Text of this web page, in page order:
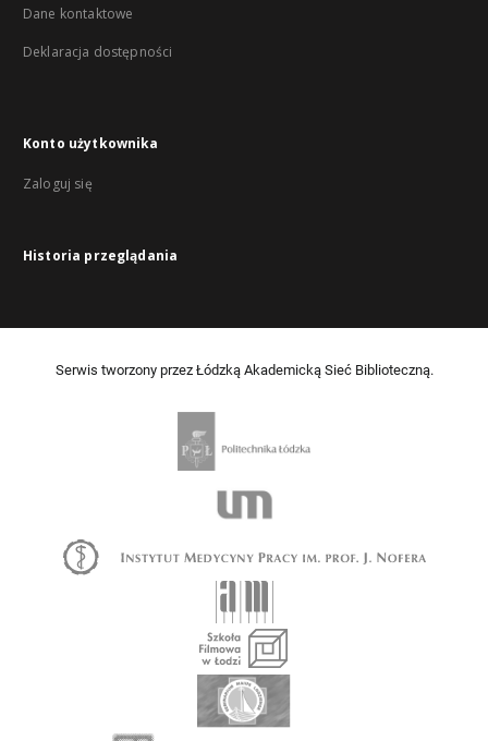
Dane kontaktowe
Deklaracja dostępności
Konto użytkownika
Zaloguj się
Historia przeglądania
Serwis tworzony przez Łódzką Akademicką Sieć Biblioteczną.